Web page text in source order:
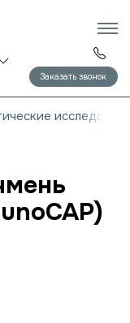
Заказать звонок